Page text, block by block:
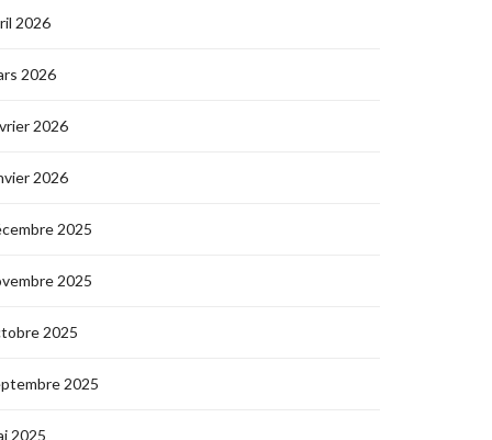
2026
2026
2026
2026
2025
2025
2025
2025
2025